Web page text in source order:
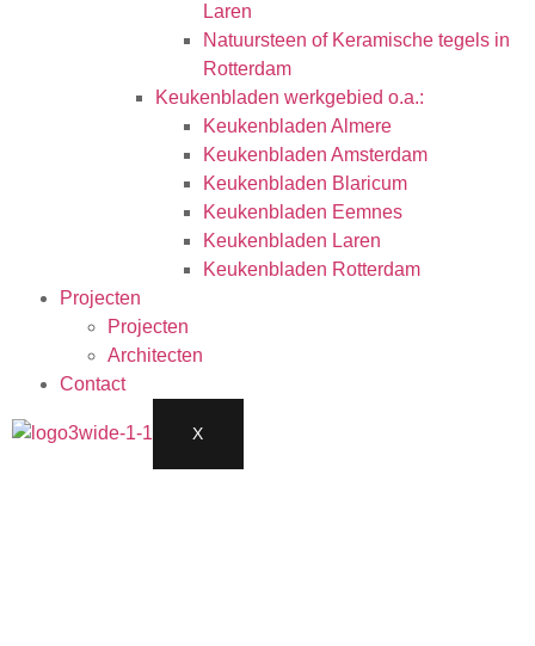
Laren
Natuursteen of Keramische tegels in
Rotterdam
Keukenbladen werkgebied o.a.:
Keukenbladen Almere
Keukenbladen Amsterdam
Keukenbladen Blaricum
Keukenbladen Eemnes
Keukenbladen Laren
Keukenbladen Rotterdam
Projecten
Projecten
Architecten
Contact
X